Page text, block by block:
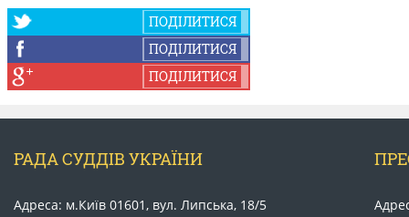
ПОДІЛИТИСЯ
ПОДІЛИТИСЯ
ПОДІЛИТИСЯ
РАДА СУДДІВ УКРАЇНИ
Адреса: м.Київ 01601, вул. Липська, 18/5